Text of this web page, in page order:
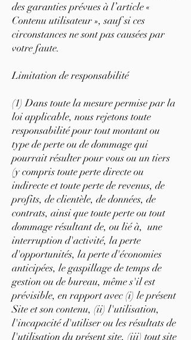
des garanties prévues à l’article «
Contenu utilisateur », sauf si ces
circonstances ne sont pas causées par
votre faute.
Limitation de responsabilité
(1) Dans toute la mesure permise par la
loi applicable, nous rejetons toute
responsabilité pour tout montant ou
type de perte ou de dommage qui
pourrait résulter pour vous ou un tiers
(y compris toute perte directe ou
indirecte et toute perte de revenus, de
profits, de clientèle, de données, de
contrats, ainsi que toute perte ou tout
dommage résultant de, ou lié à, une
interruption d'activité, la perte
d'opportunités, la perte d'économies
anticipées, le gaspillage de temps de
gestion ou de bureau, même s'il est
prévisible, en rapport avec (i) le présent
Site et son contenu, (ii) l'utilisation,
l'incapacité d'utiliser ou les résultats de
l'utilisation du présent site, (iii) tout site